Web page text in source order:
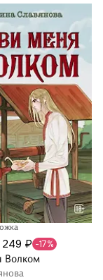
249 ₽ -17%
Волком